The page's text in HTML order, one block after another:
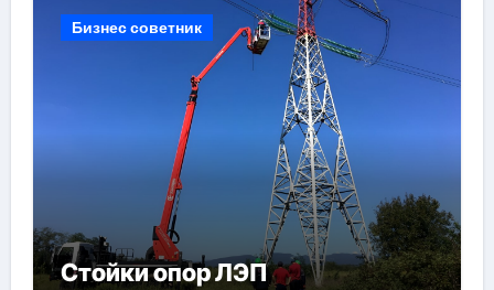
Бизнес советник
Стойки опор ЛЭП